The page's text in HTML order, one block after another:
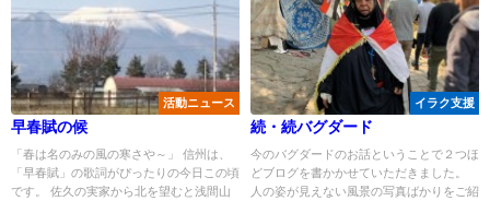
活動ニュース
早春賦の候
「春は名のみの風の寒さや～」 信州は、
「早春賦」の歌詞がぴったりの今日この頃
です。 佐久の実家から北を望むと浅間山
イラク支援
続・続バグダード
今のバグダードのお話ということで２つほ
どブログを書かかせていただきました。
人の姿が見えない風景の写真ばかりをご紹